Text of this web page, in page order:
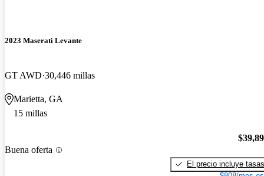
2023 Maserati Levante
GT AWD 30,446 millas
Marietta, GA
15 millas
Buena oferta
El precio incluye tasas